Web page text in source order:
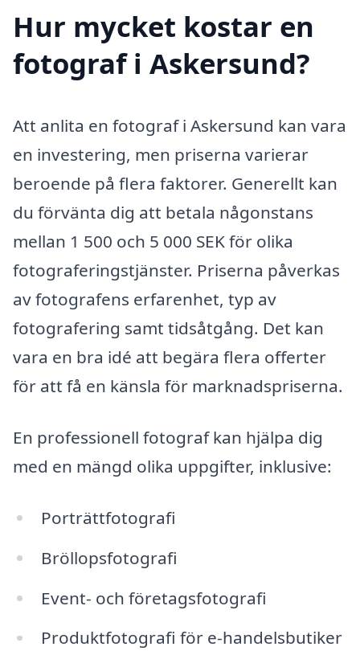
Hur mycket kostar en
fotograf i Askersund?
Att anlita en fotograf i Askersund kan vara
en investering, men priserna varierar
beroende på flera faktorer. Generellt kan
du förvänta dig att betala någonstans
mellan 1 500 och 5 000 SEK för olika
fotograferingstjänster. Priserna påverkas
av fotografens erfarenhet, typ av
fotografering samt tidsåtgång. Det kan
vara en bra idé att begära flera offerter
för att få en känsla för marknadspriserna.
En professionell fotograf kan hjälpa dig
med en mängd olika uppgifter, inklusive:
Porträttfotografi
Bröllopsfotografi
Event- och företagsfotografi
Produktfotografi för e-handelsbutiker